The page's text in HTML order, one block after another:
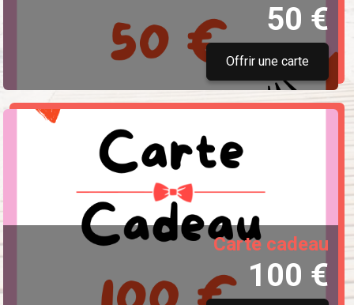
50 €
Offrir une carte
Carte cadeau
100 €